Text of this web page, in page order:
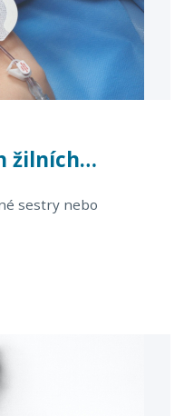
žilních…
sestry nebo